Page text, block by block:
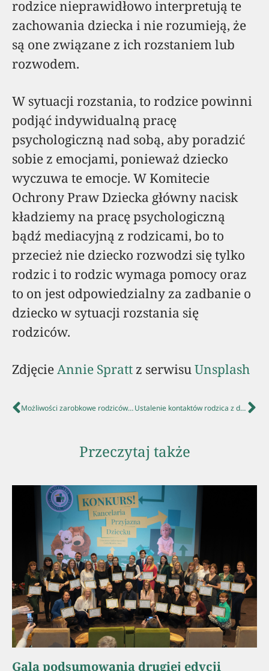
rodzice nieprawidłowo interpretują te
zachowania dziecka i nie rozumieją, że
są one związane z ich rozstaniem lub
rozwodem.
W sytuacji rozstania, to rodzice powinni
podjąć indywidualną pracę
psychologiczną nad sobą, aby poradzić
sobie z emocjami, ponieważ dziecko
wyczuwa te emocje. W Komitecie
Ochrony Praw Dziecka główny nacisk
kładziemy na pracę psychologiczną
bądź mediacyjną z rodzicami, bo to
przecież nie dziecko rozwodzi się tylko
rodzic i to rodzic wymaga pomocy oraz
to on jest odpowiedzialny za zadbanie o
dziecko w sytuacji rozstania się
rodziców.
ZdjęcieAnnie Sprattz serwisuUnsplash
Możliwości zarobkowe rodziców a wysokość alimentów Ustalenie kontaktów rodzica z dzieckiem
Przeczytaj także
Gala podsumowania drugiej edycji